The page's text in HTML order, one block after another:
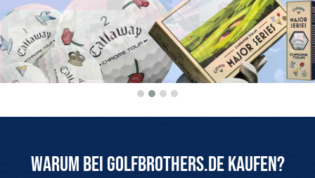
Warum bei Golfbrothers.de kaufen?